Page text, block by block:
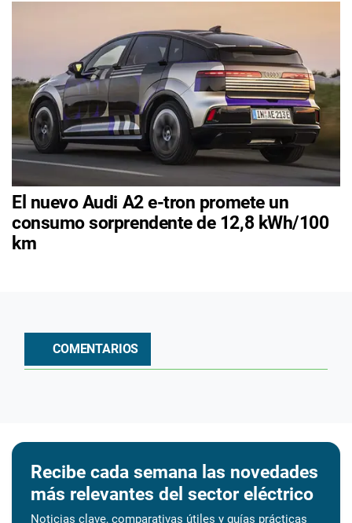
El nuevo Audi A2 e-tron promete un
consumo sorprendente de 12,8 kWh/100
km
COMENTARIOS
Recibe cada semana las novedades
más relevantes del sector eléctrico
Noticias clave, comparativas útiles y guías prácticas